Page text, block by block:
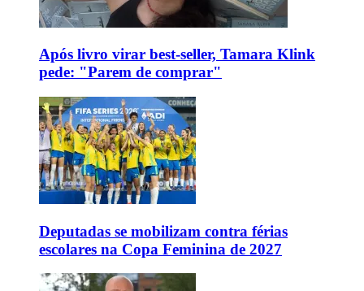
Após livro virar best-seller, Tamara Klink
pede: "Parem de comprar"
Deputadas se mobilizam contra férias
escolares na Copa Feminina de 2027